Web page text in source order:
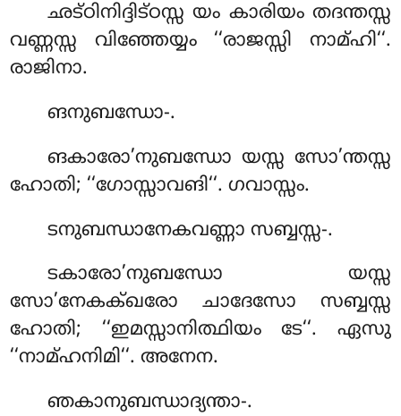
ഛട്ഠിനിദ്ദിട്ഠസ്സ യം കാരിയം തദന്തസ്സ
വണ്ണസ്സ വിഞ്ഞേയ്യം ‘‘രാജസ്സി നാമ്ഹി‘‘.
രാജിനാ.
ങനുബന്ധോ-.
ങകാരോ’നുബന്ധോ യസ്സ സോ’ന്തസ്സ
ഹോതി; ‘‘ഗോസ്സാവങി‘‘. ഗവാസ്സം.
ടനുബന്ധാനേകവണ്ണാ സബ്ബസ്സ-.
ടകാരോ’നുബന്ധോ യസ്സ
സോ’നേകക്ഖരോ ചാദേസോ സബ്ബസ്സ
ഹോതി; ‘‘ഇമസ്സാനിത്ഥിയം ടേ‘‘. ഏസു
‘‘നാമ്ഹനിമി‘‘. അനേന.
ഞകാനുബന്ധാദ്യന്താ-.